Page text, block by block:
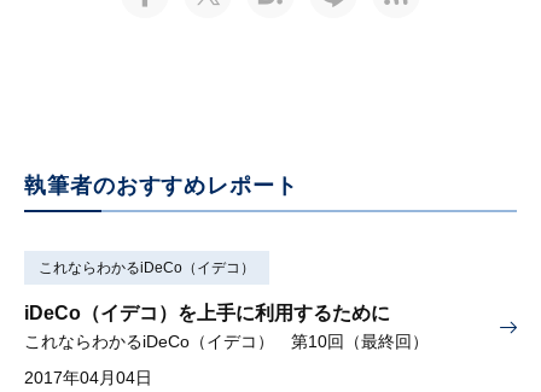
執筆者のおすすめレポート
これならわかるiDeCo（イデコ）
iDeCo（イデコ）を上手に利用するために
これならわかるiDeCo（イデコ） 第10回（最終回）
2017年04月04日